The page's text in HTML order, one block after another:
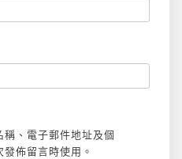
稱、電子郵件地址及個
佈留言時使用。